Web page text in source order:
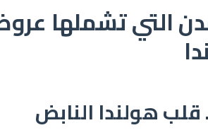
التي تشملها عروض
هولندا النابض